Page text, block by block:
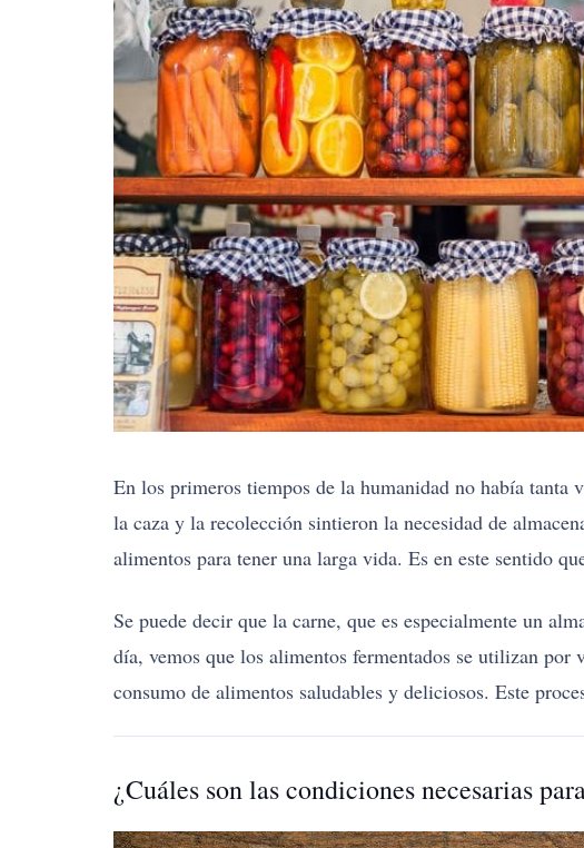
En los primeros tiempos de la humanidad no había tanta
la caza y la recolección sintieron la necesidad de
alimentos para tener una larga vida. Es en este sentido
Se puede decir que la carne, que es especialmente un
día, vemos que los alimentos fermentados se utilizan por
consumo de alimentos saludables y deliciosos. Este
¿Cuáles son las condiciones necesarias